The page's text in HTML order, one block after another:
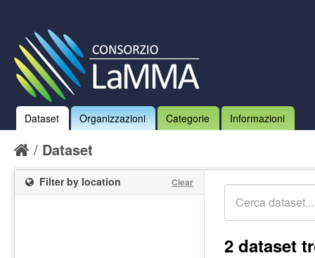
Dataset Organizzazioni Categorie Informazioni
Dataset
2 dataset
Filter by location Clear